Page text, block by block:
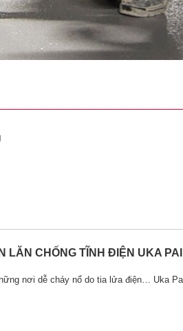
LĂN CHỐNG TĨNH ĐIỆN UKA
nơi dễ cháy nổ do tia lửa điện… Uka